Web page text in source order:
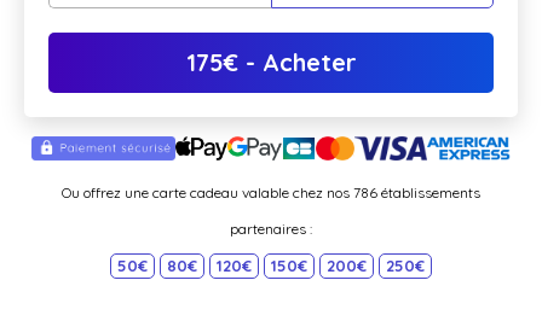
175€- Acheter
Ou offrez une carte cadeau valable chez nos 786 établissements
partenaires :
50€ 80€ 120€ 150€ 200€ 250€